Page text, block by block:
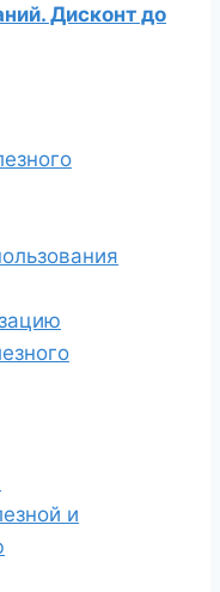
Дисконт до
и